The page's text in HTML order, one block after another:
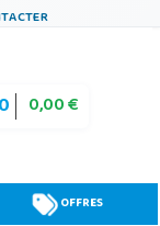
0 0,00 €
OFFRES